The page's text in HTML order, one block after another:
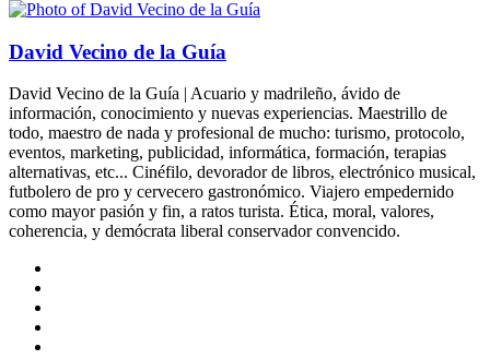
David Vecino de la Guía
David Vecino de la Guía | Acuario y madrileño, ávido de
información, conocimiento y nuevas experiencias. Maestrillo de
todo, maestro de nada y profesional de mucho: turismo, protocolo,
eventos, marketing, publicidad, informática, formación, terapias
alternativas, etc... Cinéfilo, devorador de libros, electrónico musical,
futbolero de pro y cervecero gastronómico. Viajero empedernido
como mayor pasión y fin, a ratos turista. Ética, moral, valores,
coherencia, y demócrata liberal conservador convencido.